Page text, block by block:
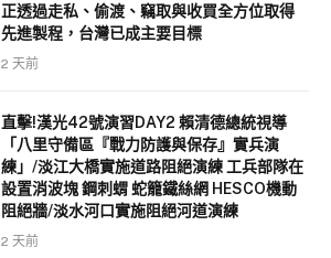
正透過走私、偷渡、竊取與收買全方位取得
先進製程，台灣已成主要目標
2 天前
直擊!漢光42號演習DAY2 賴清德總統視導
「八里守備區『戰力防護與保存』實兵演
練」/淡江大橋實施道路阻絕演練 工兵部隊在
設置消波塊 鋼刺蝟 蛇籠鐵絲網 HESCO機動
阻絕牆/淡水河口實施阻絕河道演練
2 天前